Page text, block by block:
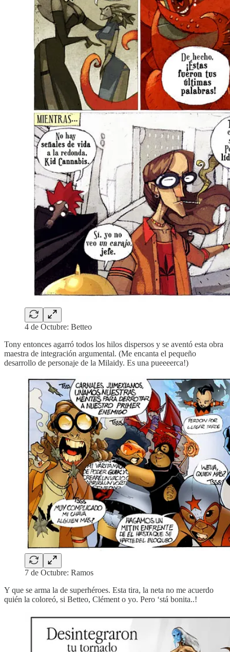
4 de Octubre: Betteo
Tony entonces agarró todos los hilos dispersos y se aventó esta obra
maestra de integración argumental. (Me encanta el pequeño
desarrollo de personaje de la Milaidy. Es una pueeeerca!)
7 de Octubre: Ramos
Y que se arma la de superhéroes. Esta tira, la neta no me acuerdo
quién la coloreó, si Betteo, Clément o yo. Pero ‘stá bonita..!